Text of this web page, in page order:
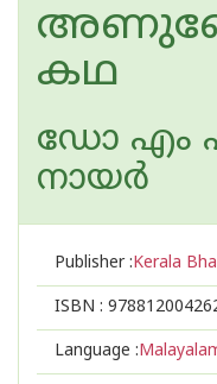
കഥ
ഡോ എം
നായര്‍
Publisher :Kerala
ISBN :
Language :